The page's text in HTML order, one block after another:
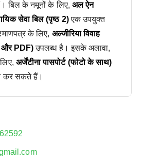
बिल के नमूनों के लिए, अल ऐन
सेवा बिल (पृष्ठ 2)एक उपयुक्त
के लिए, अल्जीरिया विवाह
और PDF)उपलब्ध है। इसके अलावा,
अर्जेंटीना पासपोर्ट (फोटो के साथ)
कर सकते हैं।